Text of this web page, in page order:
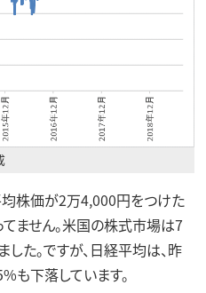
株価が2万4,000円をつけた
ません。米国の株式市場は7
た。ですが、日経平均は、昨
も下落しています。